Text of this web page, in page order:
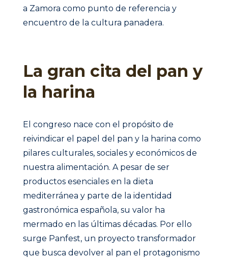
a Zamora como punto de referencia y
encuentro de la cultura panadera.
La gran cita del pan y
la harina
El congreso nace con el propósito de
reivindicar el papel del pan y la harina como
pilares culturales, sociales y económicos de
nuestra alimentación. A pesar de ser
productos esenciales en la dieta
mediterránea y parte de la identidad
gastronómica española, su valor ha
mermado en las últimas décadas. Por ello
surge Panfest, un proyecto transformador
que busca devolver al pan el protagonismo